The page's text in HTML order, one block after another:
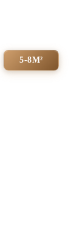
5-8М²